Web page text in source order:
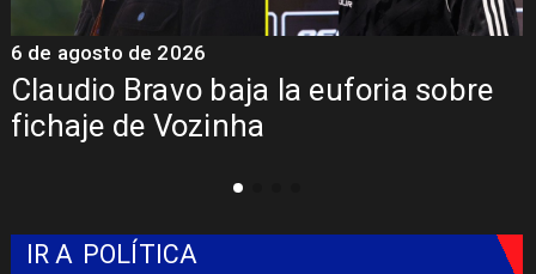
Claudio Bravo baja la euforia sobre
fichaje de Vozinha
6 de agosto de 2026
IR A POLÍTICA